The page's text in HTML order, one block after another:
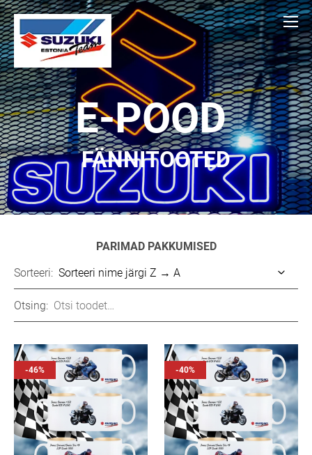
E-POOD
FÄNNITOOTED
PARIMAD PAKKUMISED
Sorteeri:
Otsing:
-46% -40%